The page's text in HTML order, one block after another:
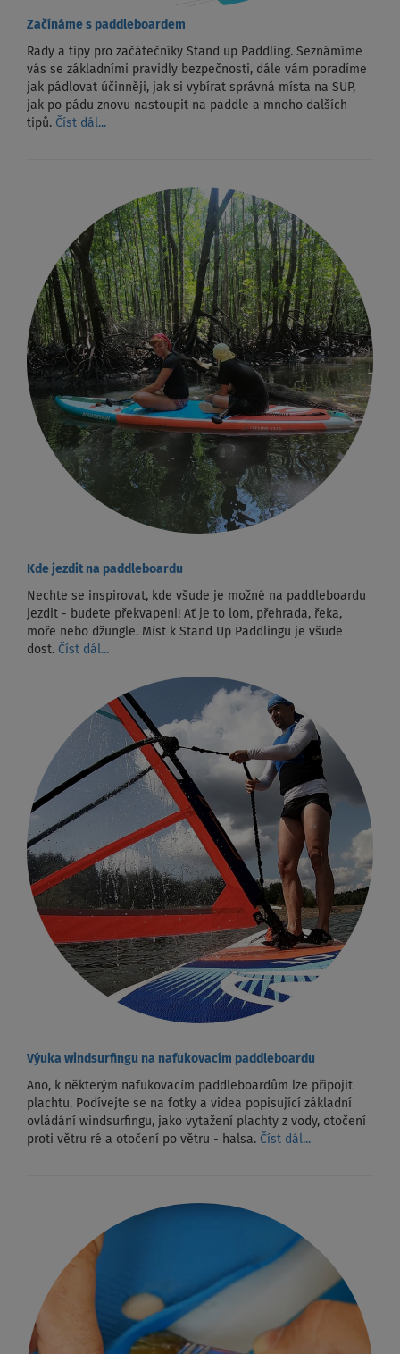
Začínáme s paddleboardem
Rady a tipy pro začátečníky Stand up Paddling. Seznámíme
vás se základními pravidly bezpečnosti, dále vám poradíme
jak pádlovat účinněji, jak si vybírat správná místa na SUP,
jak po pádu znovu nastoupit na paddle a mnoho dalších
tipů. Číst dál...
Kde jezdit na paddleboardu
Nechte se inspirovat, kde všude je možné na paddleboardu
jezdit - budete překvapeni! Ať je to lom, přehrada, řeka,
moře nebo džungle. Míst k Stand Up Paddlingu je všude
dost. Číst dál...
Výuka windsurfingu na nafukovacím paddleboardu
Ano, k některým nafukovacím paddleboardům lze připojit
plachtu. Podívejte se na fotky a videa popisující základní
ovládání windsurfingu, jako vytažení plachty z vody, otočení
proti větru ré a otočení po větru - halsa. Číst dál...